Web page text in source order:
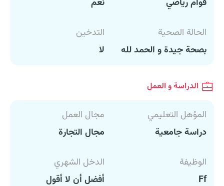
قوام رياضي
نعم
الحالة الصحية
بصحة جيدة و الحمد لله
التدخين
لا
الدراسة و العمل
المؤهل التعليمي
دراسة جامعية
مجال العمل
مجال التجارة
الوظيفة
Ff
الدخل الشهري
أفضل أن لا أقول